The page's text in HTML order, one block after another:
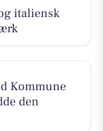
italiensk
Kommune
den